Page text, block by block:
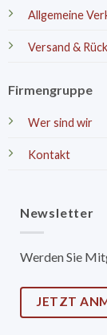
Allgemeine
Versand &
Firmengruppe
Wer sind wir
Kontakt
Newsletter
Werden Sie
JETZT